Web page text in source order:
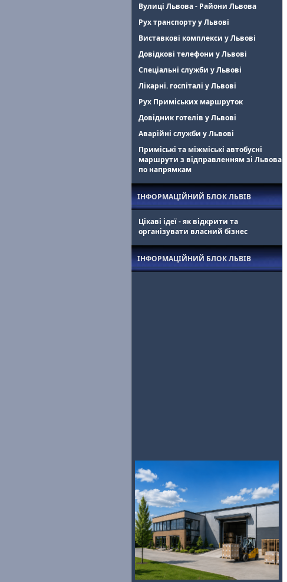
Вулиці Львова - Райони Львова
Рух транспорту у Львові
Виставкові комплекси у Львові
Довідкові телефони у Львові
Спеціальні служби у Львові
Лікарні. госпіталі у Львові
Рух Приміських маршруток
Довідник готелів у Львові
Аварійні служби у Львові
Приміські та міжміські автобусні
маршрути з відправленням зі Львова
по напрямкам
ІНФОРМАЦІЙНИЙ БЛОК ЛЬВІВ
Цікаві ідеї - як відкрити та
організувати власний бізнес
ІНФОРМАЦІЙНИЙ БЛОК ЛЬВІВ